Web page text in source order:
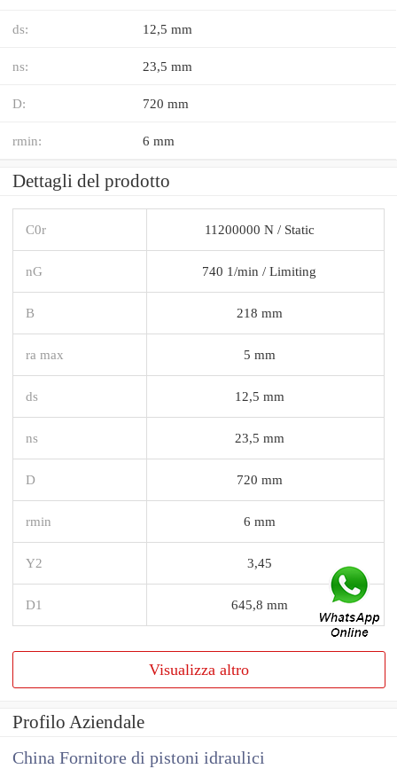
ds: 12,5 mm
ns: 23,5 mm
D: 720 mm
rmin: 6 mm
Dettagli del prodotto
C0r 11200000 N / Static
nG 740 1/min / Limiting
B 218 mm
ra max 5 mm
ds 12,5 mm
ns 23,5 mm
D 720 mm
rmin 6 mm
Y2 3,45
D1 645,8 mm
Visualizza altro
Profilo Aziendale
China Fornitore di pistoni idraulici